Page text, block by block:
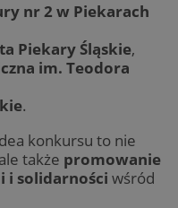
nr 2 w Piekarach
Piekary Śląskie,
im. Teodora
.
konkursu to nie
także promowanie
i solidarności wśród